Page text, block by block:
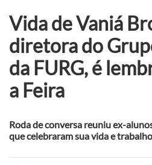
Vida de Vaniá
diretora do
da FURG, é
a Feira
Roda de conversa reuniu ex-
que celebraram sua vida e trabalho